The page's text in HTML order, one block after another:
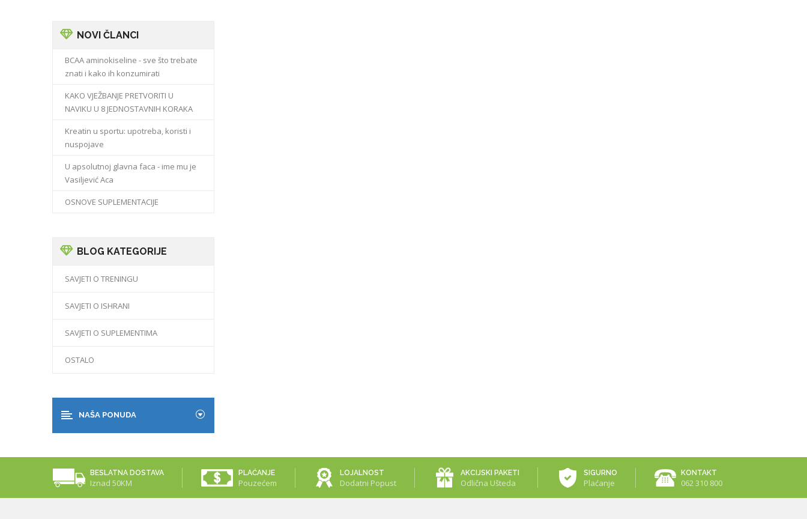
NOVI ČLANCI
BCAA aminokiseline - sve što trebate
znati i kako ih konzumirati
KAKO VJEŽBANJE PRETVORITI U
NAVIKU U 8 JEDNOSTAVNIH KORAKA
Kreatin u sportu: upotreba, koristi i
nuspojave
U apsolutnoj glavna faca - ime mu je
Vasiljević Aca
OSNOVE SUPLEMENTACIJE
BLOG KATEGORIJE
SAVJETI O TRENINGU
SAVJETI O ISHRANI
SAVJETI O SUPLEMENTIMA
OSTALO
NAŠA PONUDA
BESLATNA DOSTAVA
Iznad 50KM
PLAĆANJE
Pouzećem
LOJALNOST
Dodatni Popust
AKCIJSKI PAKETI
Odlična Ušteda
SIGURNO
Plaćanje
KONTAKT
062 310 800